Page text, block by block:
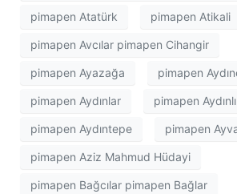
pimapen Atatürk pimapen Atikali
pimapen Avcılar pimapen Cihangir
pimapen Ayazağa pimapen
pimapen Aydınlar pimapen Aydınlı
pimapen Aydıntepe pimapen
pimapen Aziz Mahmud Hüdayi
pimapen Bağcılar pimapen Bağlar